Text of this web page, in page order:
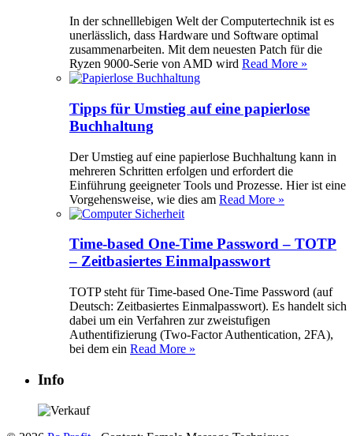
In der schnelllebigen Welt der Computertechnik ist es
unerlässlich, dass Hardware und Software optimal
zusammenarbeiten. Mit dem neuesten Patch für die
Ryzen 9000-Serie von AMD wird Read More »
Tipps für Umstieg auf eine papierlose
Buchhaltung
Der Umstieg auf eine papierlose Buchhaltung kann in
mehreren Schritten erfolgen und erfordert die
Einführung geeigneter Tools und Prozesse. Hier ist eine
Vorgehensweise, wie dies am Read More »
Time-based One-Time Password – TOTP
– Zeitbasiertes Einmalpasswort
TOTP steht für Time-based One-Time Password (auf
Deutsch: Zeitbasiertes Einmalpasswort). Es handelt sich
dabei um ein Verfahren zur zweistufigen
Authentifizierung (Two-Factor Authentication, 2FA),
bei dem ein Read More »
Info